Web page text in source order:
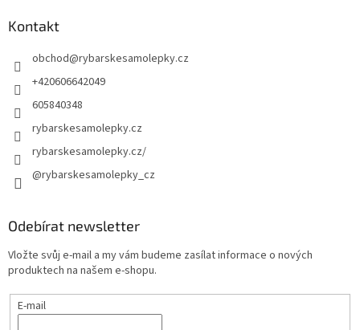
Kontakt
obchod@rybarskesamolepky.cz
+420606642049
605840348
rybarskesamolepky.cz
rybarskesamolepky.cz/
@rybarskesamolepky_cz
Odebírat newsletter
Vložte svůj e-mail a my vám budeme zasílat informace o nových
produktech na našem e-shopu.
E-mail